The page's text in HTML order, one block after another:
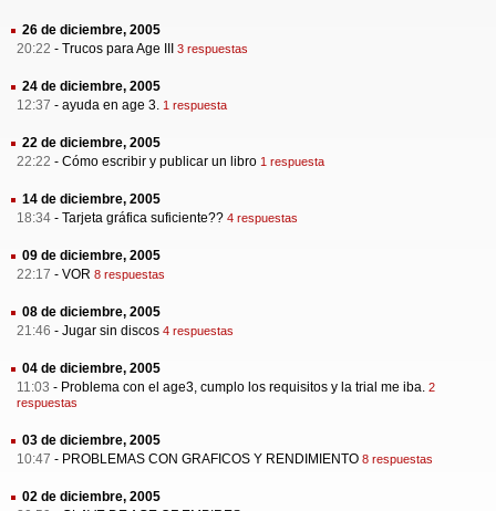
26 de diciembre, 2005
20:22 - Trucos para Age III 3 respuestas
24 de diciembre, 2005
12:37 - ayuda en age 3. 1 respuesta
22 de diciembre, 2005
22:22 - Cómo escribir y publicar un libro 1 respuesta
14 de diciembre, 2005
18:34 - Tarjeta gráfica suficiente?? 4 respuestas
09 de diciembre, 2005
22:17 - VOR 8 respuestas
08 de diciembre, 2005
21:46 - Jugar sin discos 4 respuestas
04 de diciembre, 2005
11:03 - Problema con el age3, cumplo los requisitos y la trial me iba. 2
respuestas
03 de diciembre, 2005
10:47 - PROBLEMAS CON GRAFICOS Y RENDIMIENTO 8 respuestas
02 de diciembre, 2005